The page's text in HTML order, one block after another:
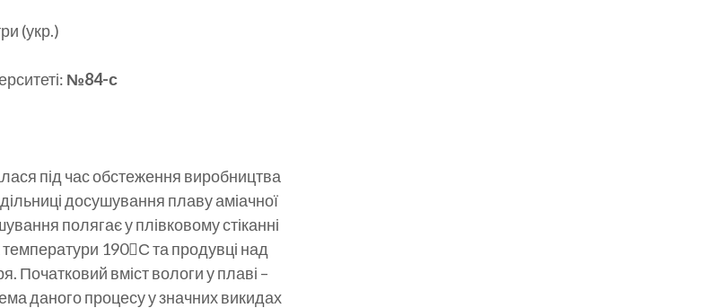
(укр.)
№84-с
під час обстеження виробництва
досушування плаву аміачної
полягає у плівковому стіканні
температури 190С та продувці над
Початковий вміст вологи у плаві –
даного процесу у значних викидах